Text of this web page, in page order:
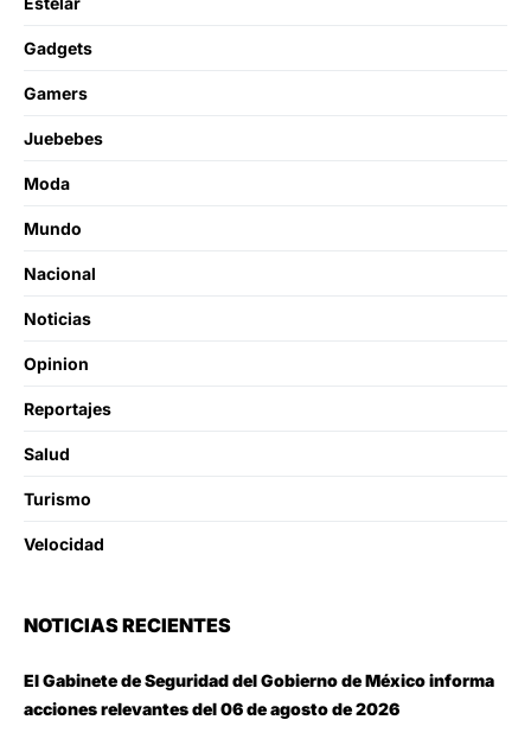
Gadgets
Gamers
Juebebes
Moda
Mundo
Nacional
Noticias
Opinion
Reportajes
Salud
Turismo
Velocidad
NOTICIAS RECIENTES
El Gabinete de Seguridad del Gobierno de México informa
acciones relevantes del 06 de agosto de 2026